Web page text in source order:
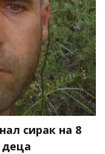
сирак на 8